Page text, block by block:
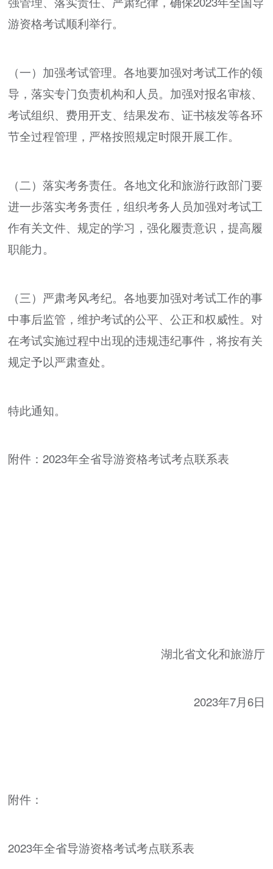
游资格考试顺利举行。
（一）加强考试管理。各地要加强对考试工作的领
导，落实专门负责机构和人员。加强对报名审核、
考试组织、费用开支、结果发布、证书核发等各环
节全过程管理，严格按照规定时限开展工作。
（二）落实考务责任。各地文化和旅游行政部门要
进一步落实考务责任，组织考务人员加强对考试工
作有关文件、规定的学习，强化履责意识，提高履
职能力。
（三）严肃考风考纪。各地要加强对考试工作的事
中事后监管，维护考试的公平、公正和权威性。对
在考试实施过程中出现的违规违纪事件，将按有关
规定予以严肃查处。
特此通知。
附件：2023年全省导游资格考试考点联系表
湖北省文化和旅游厅
2023年7月6日
附件：
2023年全省导游资格考试考点联系表